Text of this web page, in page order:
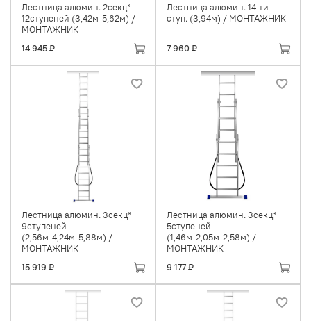
Лестница алюмин. 2секц*
12ступеней (3,42м-5,62м) /
МОНТАЖНИК
14 945 ₽
Лестница алюмин. 14-ти
ступ. (3,94м) / МОНТАЖНИК
7 960 ₽
Лестница алюмин. 3секц*
9ступеней
(2,56м-4,24м-5,88м) /
МОНТАЖНИК
15 919 ₽
Лестница алюмин. 3секц*
5ступеней
(1,46м-2,05м-2,58м) /
МОНТАЖНИК
9 177 ₽